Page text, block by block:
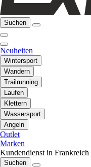
Suchen
Neuheiten
Wintersport
Wandern
Trailrunning
Laufen
Klettern
Wassersport
Angeln
Outlet
Marken
Kundendienst in Frankreich
Suchen